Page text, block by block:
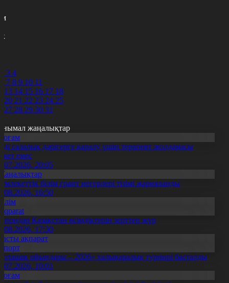
3 4
7 8 9 10 11
13 14 15 16 17 18
20 21 22 23 24 25
27 28 29 30 31
жаңалықтар
салалық дәрігерге қаралу үшін терапевт жолдамасы
емес
20:05
білім грант иегерлері тізімі жарияланды
16:50
Қазақстан өсімдіктерін зерттеп жүр
17:30
ақпарат
ойындары – 2026» халықаралық турнирі басталды
10:01